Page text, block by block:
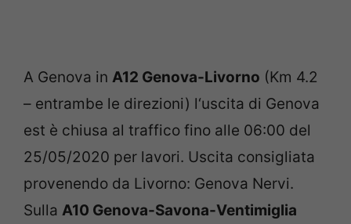
A Genova in A12 Genova-Livorno (Km 4.2
– entrambe le direzioni) l‘uscita di Genova
est è chiusa al traffico fino alle 06:00 del
25/05/2020 per lavori. Uscita consigliata
provenendo da Livorno: Genova Nervi.
Sulla A10 Genova-Savona-Ventimiglia